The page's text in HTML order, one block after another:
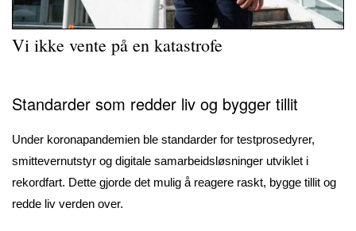
Vi ikke vente på en katastrofe
Standarder som redder liv og bygger tillit
Under koronapandemien ble standarder for testprosedyrer,
smittevernutstyr og digitale samarbeidsløsninger utviklet i
rekordfart. Dette gjorde det mulig å reagere raskt, bygge tillit og
redde liv verden over.